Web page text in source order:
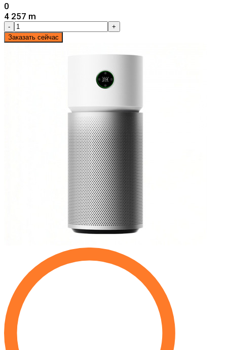
0
4 257 m
-
+
Заказать сейчас